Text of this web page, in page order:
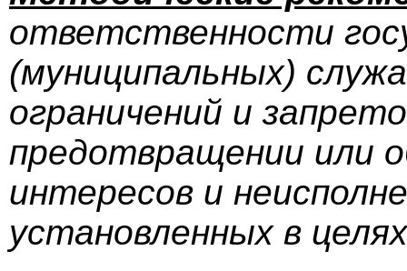
ответственности
(муниципальных)
ограничений и
предотвращении или
интересов и
установленных в